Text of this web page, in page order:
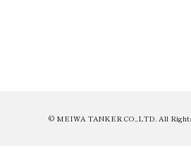
© MEIWA TANKER CO.,LTD. All